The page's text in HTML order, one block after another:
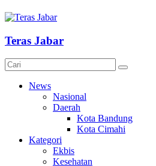
Teras Jabar
News
Nasional
Daerah
Kota Bandung
Kota Cimahi
Kategori
Ekbis
Kesehatan